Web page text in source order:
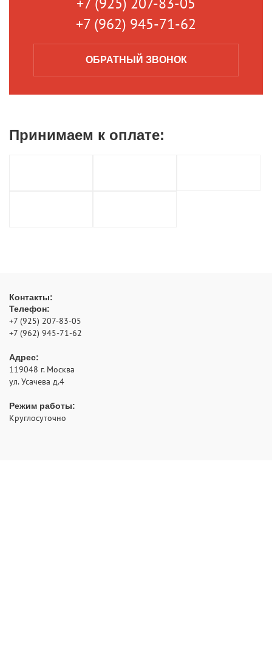
+7 (962) 945-71-62
ОБРАТНЫЙ ЗВОНОК
Принимаем к оплате:
Контакты:
Телефон:
+7 (925) 207-83-05
+7 (962) 945-71-62
Адрес:
119048 г. Москва
ул. Усачева д.4
Режим работы:
Круглосуточно